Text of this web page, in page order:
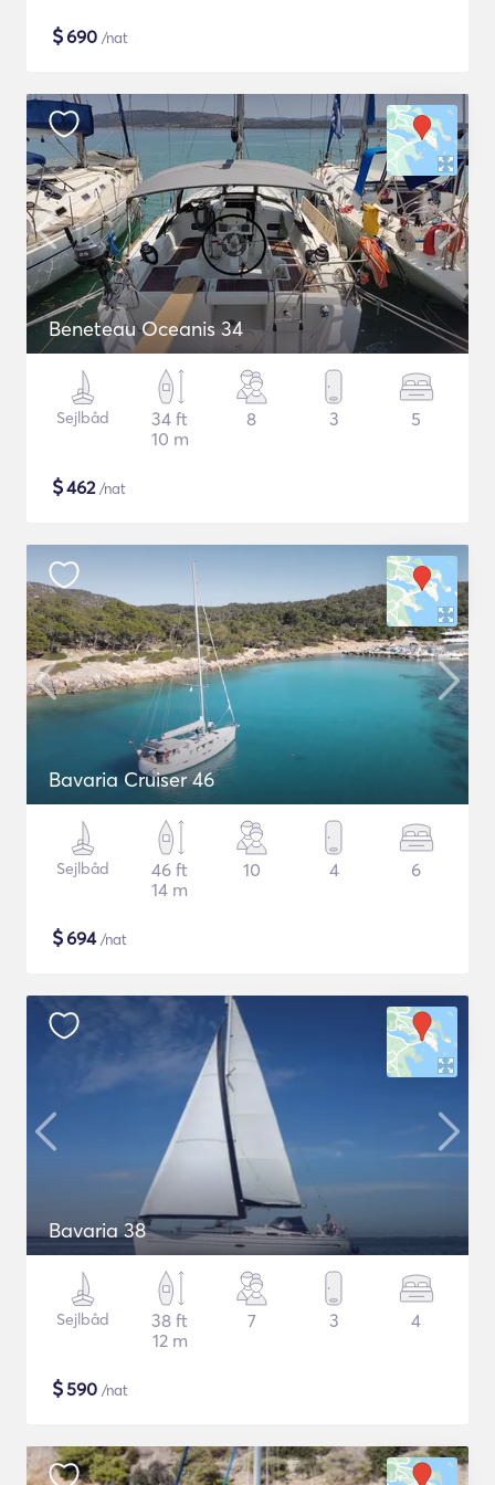
$690 /nat
Beneteau Oceanis 34
Sejlbåd
34 ft
10 m
8 3 5
$462/nat
Bavaria Cruiser 46
Sejlbåd
46 ft
14 m
10 4 6
$694/nat
Bavaria 38
Sejlbåd
38 ft
12 m
7 3 4
$590 /nat